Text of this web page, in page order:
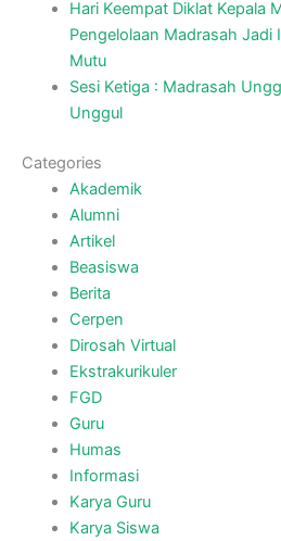
Hari Keempat Diklat Kepala
Pengelolaan Madrasah Jadi
Mutu
Sesi Ketiga : Madrasah
Unggul
Categories
Akademik
Alumni
Artikel
Beasiswa
Berita
Cerpen
Dirosah Virtual
Ekstrakurikuler
FGD
Guru
Humas
Informasi
Karya Guru
Karya Siswa